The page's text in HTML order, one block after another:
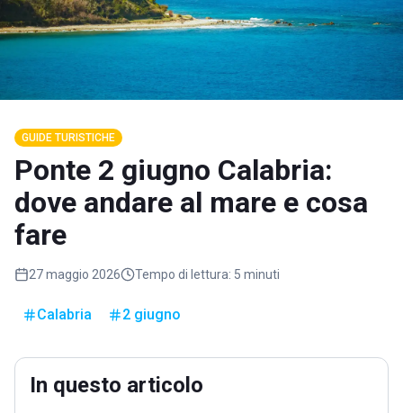
GUIDE TURISTICHE
Ponte 2 giugno Calabria:
dove andare al mare e cosa
fare
27 maggio 2026 Tempo di lettura: 5 minuti
Calabria 2 giugno
In questo articolo